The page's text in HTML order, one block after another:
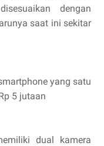
dengan
saat ini sekitar
yang satu
5 jutaan
dual kamera